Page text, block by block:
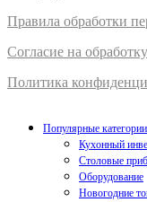
Правила обработки
Согласие на
Политика
Популярные
Кухонный
Столовые
Оборудование
Новогодние